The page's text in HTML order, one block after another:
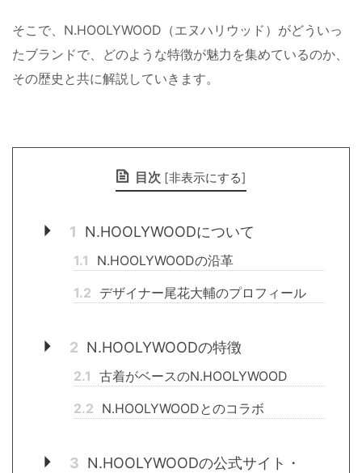
そこで、N.HOOLYWOOD（エヌハリウッド）がどういっ
たブランドで、どのような特徴が魅力を集めているのか、
その歴史と共に解説していきます。
目次 [非表示にする]
1 N.HOOLYWOODについて
1.1
N.HOOLYWOODの沿革
1.2 デザイナー尾花大輔のプロフィール
2 N.HOOLYWOODの特徴
2.1 古着がベースのN.HOOLYWOOD
2.2 N.HOOLYWOODとのコラボ
3 N.HOOLYWOODの公式サイト・